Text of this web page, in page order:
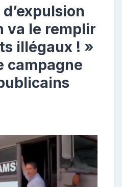
va le remplir
illégaux ! »
campagne